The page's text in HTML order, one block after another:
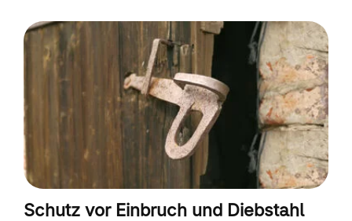
Schutz vor Einbruch und Diebstahl